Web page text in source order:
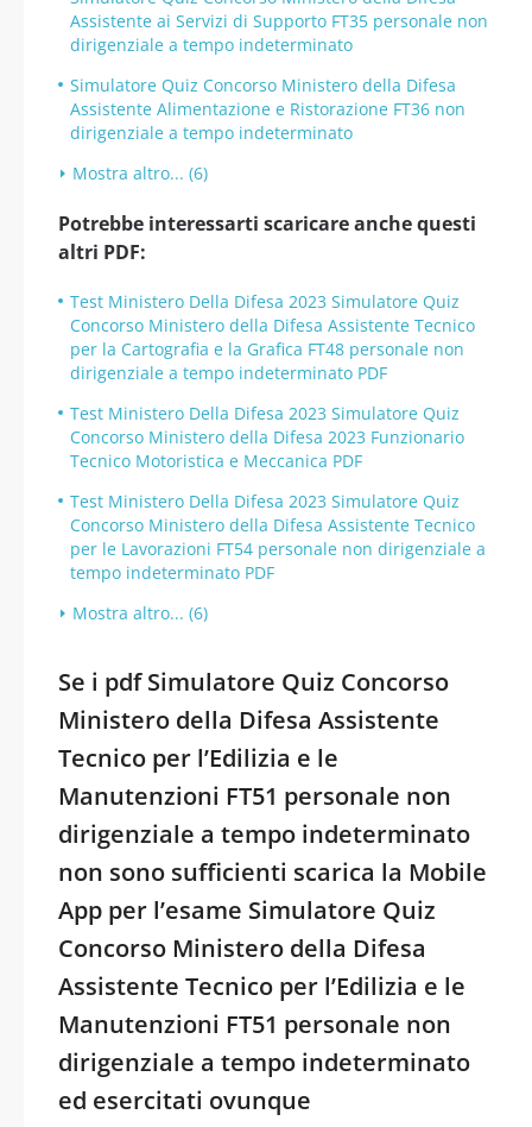
Assistente ai Servizi di Supporto FT35 personale non
dirigenziale a tempo indeterminato
Simulatore Quiz Concorso Ministero della Difesa
Assistente Alimentazione e Ristorazione FT36 non
dirigenziale a tempo indeterminato
Mostra altro... (6)
Potrebbe interessarti scaricare anche questi
altri PDF:
Test Ministero Della Difesa 2023 Simulatore Quiz
Concorso Ministero della Difesa Assistente Tecnico
per la Cartografia e la Grafica FT48 personale non
dirigenziale a tempo indeterminato PDF
Test Ministero Della Difesa 2023 Simulatore Quiz
Concorso Ministero della Difesa 2023 Funzionario
Tecnico Motoristica e Meccanica PDF
Test Ministero Della Difesa 2023 Simulatore Quiz
Concorso Ministero della Difesa Assistente Tecnico
per le Lavorazioni FT54 personale non dirigenziale a
tempo indeterminato PDF
Mostra altro... (6)
Se i pdf Simulatore Quiz Concorso
Ministero della Difesa Assistente
Tecnico per l’Edilizia e le
Manutenzioni FT51 personale non
dirigenziale a tempo indeterminato
non sono sufficienti scarica la Mobile
App per l’esame Simulatore Quiz
Concorso Ministero della Difesa
Assistente Tecnico per l’Edilizia e le
Manutenzioni FT51 personale non
dirigenziale a tempo indeterminato
ed esercitati ovunque